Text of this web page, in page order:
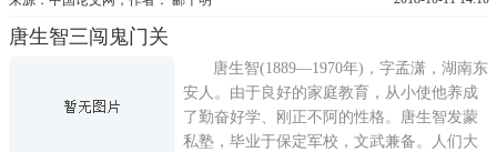
省东安县的一个官宦之家。22岁那年如愿考
入保定陆军军
唐生智三闯鬼门关
唐生智(1889―1970年)，字孟潇，湖南东
安人。由于良好的家庭教育，从小使他养成
了勤奋好学、刚正不阿的性格。唐生智发蒙
私塾，毕业于保定军校，文武兼备。人们大